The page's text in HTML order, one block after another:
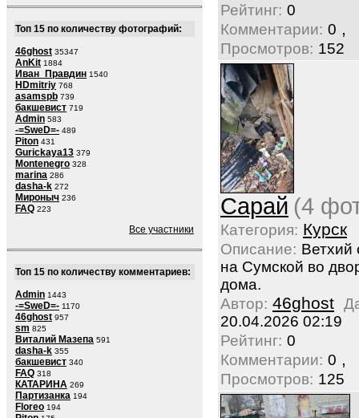
Топ 15 по количеству фотографий:
46ghost 35347
AnKit 1884
Иван_Правдин 1540
HDmitriy 768
asamspb 739
бакшевист 719
Admin 583
-=SweD=- 489
Piton 431
Gurickaya13 379
Montenegro 328
marina 286
dasha-k 272
Мироныч 236
FAQ 223
Все участники
Топ 15 по количеству комментариев:
Admin 1443
-=SweD=- 1170
46ghost 957
sm 825
Виталий Мазепа 591
dasha-k 355
бакшевист 340
FAQ 318
КАТАРИНА 269
Партизанка 194
Floreo 194
Рейтинг: 0
Комментарии: 0 ,
Просмотров: 152
Сарай (4
Категория: Курск
Описание: Ветхий
на Сумской во
дома.
Автор: 46ghost
20.04.2026 02:19
Рейтинг: 0
Комментарии: 0 ,
Просмотров: 125